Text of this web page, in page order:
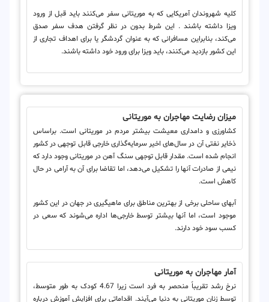
کلیه شهروندان آمریکایی که به موریتانی سفر می‌کنند باید قبل از ورود
ویزا داشته باشند . این شرط بدون در نظر گرفتن هدف سفر صدق
می‌کند، بنابراین مسافرانی که به عنوان گردشگر یا برای اهداف تجاری از
این کشور بازدید می‌کنند، باید ویزا برای ورود خود داشته باشند.
میزان رضایت مهاجران به موریتانی
کشاورزی و دامداری معیشت بیشتر مردم در موریتانی است. براساس
ذخایر نفتی آن در سال‌های اخیر سرمایه‌گذاری خارجی قابل توجهی در کشور
انجام شده است. مقدار قابل توجهی سنگ آهن در موریتانی وجود دارد که
نیمی از صادرات آنها را تشکیل می‌دهد، اما تقاضا برای آن به آرامی در حال
کاهش است.
آبهای ساحلی برخی از بهترین مناطق برای ماهیگیری در جهان در این کشور
موجود است، اما آنها بیشتر توسط خارجی‌ها اداره می‌شوند که سعی در
کسب سود خود دارند.
آمار مهاجران به موریتانی
نرخ رشد تقریباً منحصر به فرد است زیرا 4.67 کودک به طور متوسط،
توسط زنان موریتانی به دنیا می‌آیند. اقداماتی برای افزایش آموزش درباره